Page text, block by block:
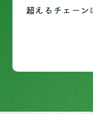
超えるチェーン